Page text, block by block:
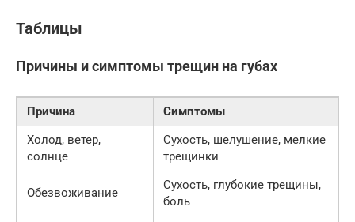
Таблицы
Причины и симптомы трещин на губах
Причина
Симптомы
Холод, ветер,
солнце
Сухость, шелушение, мелкие
трещинки
Обезвоживание
Сухость, глубокие трещины,
боль